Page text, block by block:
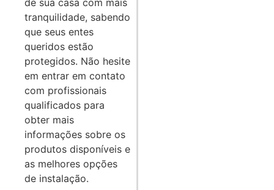
tranquilidade, sabendo
que seus entes
queridos estão
protegidos. Não hesite
em entrar em contato
com profissionais
qualificados para
obter mais
informações sobre os
produtos disponíveis e
as melhores opções
de instalação.